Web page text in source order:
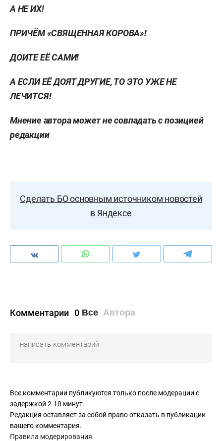
А НЕ ИХ!
ПРИЧЁМ «СВЯЩЕННАЯ КОРОВА»!
ДОИТЕ ЕЁ САМИ!
А ЕСЛИ ЕЁ ДОЯТ ДРУГИЕ, ТО ЭТО УЖЕ НЕ
ЛЕЧИТСЯ!
Мнение автора может не совпадать с позицией
редакции
Сделать БО основным источником новостей
в Яндексе
Комментарии 0 Все Автора
Все комментарии публикуются только после модерации с
задержкой 2-10 минут.
Редакция оставляет за собой право отказать в публикации
вашего комментария.
Правила модерирования.